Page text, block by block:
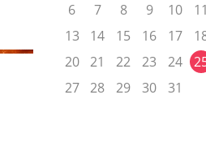
6
7 8 9 10 11
13
14 15 16 17
20
21 22 23 24
27
28 29 30 31